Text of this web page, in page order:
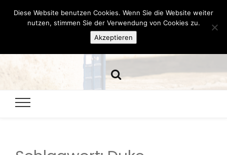
Hazamelistan
Diese Website benutzen Cookies. Wenn Sie die Website weiter
nutzen, stimmen Sie der Verwendung von Cookies zu.
Akzeptieren